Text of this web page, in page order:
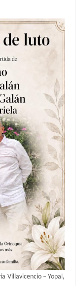
Villavicencio – Yopal,